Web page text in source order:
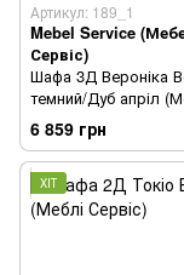
Артикул: 189_1
Mebel Service
Сервіс)
Шафа 3Д Вероніка
темний/Дуб апріл
Сервіс)
6 859 грн
ХІТ